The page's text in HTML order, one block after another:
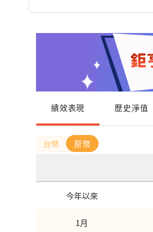
績效表現 歷史淨值
原幣
今年以來
1月